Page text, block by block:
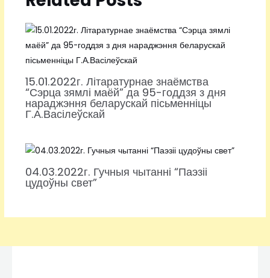
15.01.2022г. Літаратурнае знаёмства
“Сэрца зямлі маёй” да 95-годдзя з дня
нараджэння беларускай пісьменніцы
Г.А.Васілеўскай
04.03.2022г. Гучныя чытанні “Паэзіі
цудоўны свет”